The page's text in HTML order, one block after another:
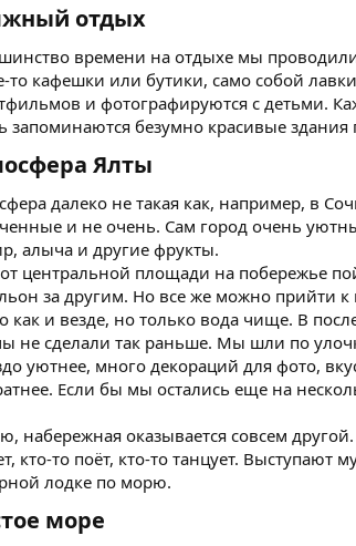
отдых​
времени на отдыхе мы
то кафешки или бутики, само собой
и фотографируются с детьми.
запоминаются безумно красивые
Ялты​
далеко не такая как, например, в
и не очень. Сам город очень
алыча и другие фрукты.
центральной площади на побережье
за другим. Но все же можно прийти
как и везде, но только вода чище. В
не сделали так раньше. Мы шли по
уютнее, много декораций для фото,
Если бы мы остались еще на
набережная оказывается совсем
кто-то поёт, кто-то танцует.
лодке по морю.
море​